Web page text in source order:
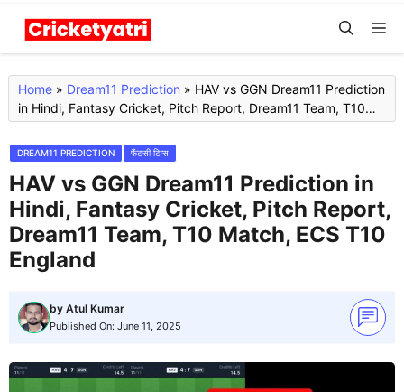
Skip
content
Home » Dream11 Prediction » HAV vs GGN Dream11 Prediction
in Hindi, Fantasy Cricket, Pitch Report, Dream11 Team, T10
Match, ECS T10 England
DREAM11 PREDICTION फैंटसी टिप्स
HAV vs GGN Dream11 Prediction in
Hindi, Fantasy Cricket, Pitch Report,
Dream11 Team, T10 Match, ECS T10
England
by Atul Kumar
Published On: June 11, 2025